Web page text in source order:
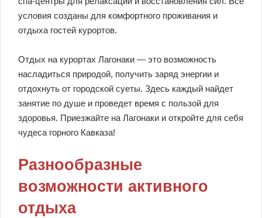
условия созданы для комфортного проживания и
отдыха гостей курортов.
Отдых на курортах Лагонаки — это возможность
насладиться природой, получить заряд энергии и
отдохнуть от городской суеты. Здесь каждый найдет
занятие по душе и проведет время с пользой для
здоровья. Приезжайте на Лагонаки и откройте для себя
чудеса горного Кавказа!
Разнообразные
возможности активного
отдыха